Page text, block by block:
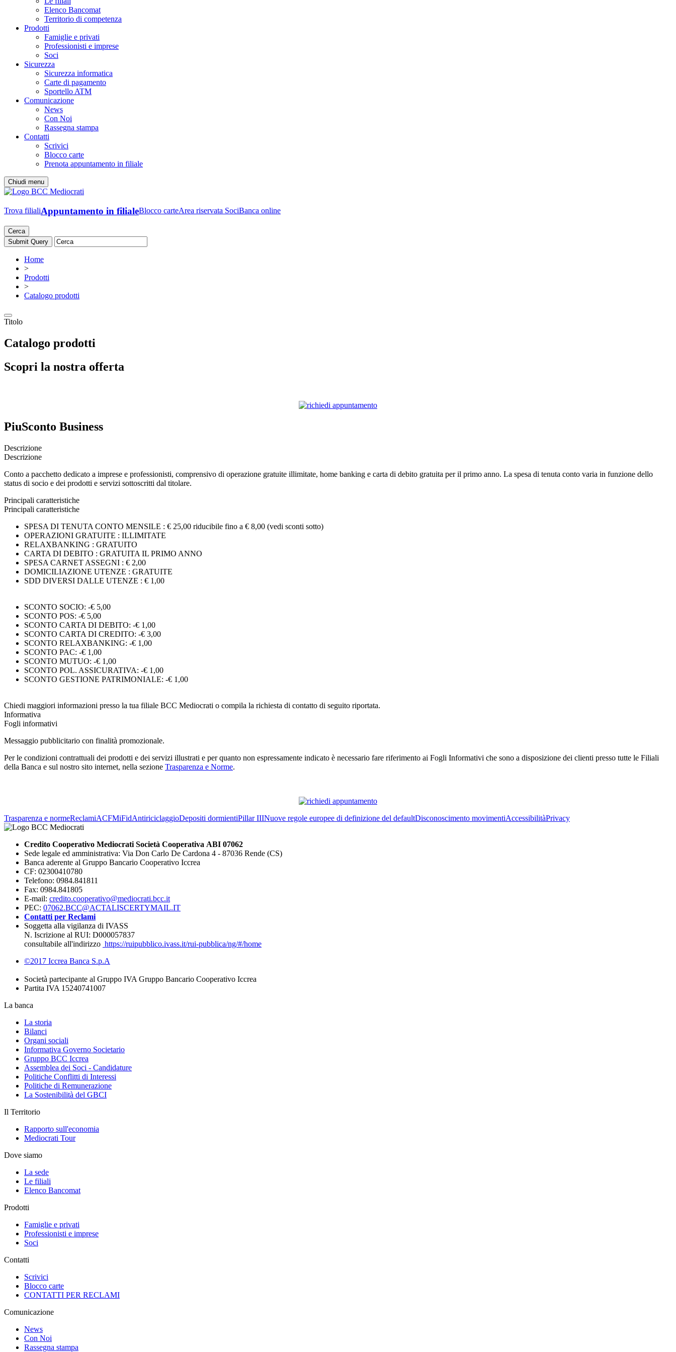
Elenco Bancomat
Territorio di competenza
Prodotti
Famiglie e privati
Professionisti e imprese
Soci
Sicurezza
Sicurezza informatica
Carte di pagamento
Sportello ATM
Comunicazione
News
Con Noi
Rassegna stampa
Contatti
Scrivici
Blocco carte
Prenota appuntamento in filiale
Chiudi menu
Trova filialiAppuntamento in filialeBlocco carteArea riservata SociBanca online
Cerca
Home
>
Prodotti
>
Catalogo prodotti
Titolo
Catalogo prodotti
Scopri la nostra offerta
PiuSconto Business
Descrizione
Descrizione
Conto a pacchetto dedicato a imprese e professionisti, comprensivo di operazione gratuite illimitate, home banking e carta di debito gratuita per il primo anno. La spesa di tenuta conto varia in funzione dello
status di socio e dei prodotti e servizi sottoscritti dal titolare.
Principali caratteristiche
Principali caratteristiche
SPESA DI TENUTA CONTO MENSILE : € 25,00 riducibile fino a € 8,00 (vedi sconti sotto)
OPERAZIONI GRATUITE : ILLIMITATE
RELAXBANKING : GRATUITO
CARTA DI DEBITO : GRATUITA IL PRIMO ANNO
SPESA CARNET ASSEGNI : € 2,00
DOMICILIAZIONE UTENZE : GRATUITE
SDD DIVERSI DALLE UTENZE : € 1,00
SCONTO SOCIO: -€ 5,00
SCONTO POS: -€ 5,00
SCONTO CARTA DI DEBITO: -€ 1,00
SCONTO CARTA DI CREDITO: -€ 3,00
SCONTO RELAXBANKING: -€ 1,00
SCONTO PAC: -€ 1,00
SCONTO MUTUO: -€ 1,00
SCONTO POL. ASSICURATIVA: -€ 1,00
SCONTO GESTIONE PATRIMONIALE: -€ 1,00
Chiedi maggiori informazioni presso la tua filiale BCC Mediocrati o compila la richiesta di contatto di seguito riportata.
Informativa
Fogli informativi
Messaggio pubblicitario con finalità promozionale.
Per le condizioni contrattuali dei prodotti e dei servizi illustrati e per quanto non espressamente indicato è necessario fare riferimento ai Fogli Informativi che sono a disposizione dei clienti presso tutte le Filiali
della Banca e sul nostro sito internet, nella sezione Trasparenza e Norme.
Trasparenza e normeReclamiACFMiFidAntiriciclaggioDepositi dormientiPillar IIINuove regole europee di definizione del defaultDisconoscimento movimentiAccessibilitàPrivacy
Credito Cooperativo Mediocrati Società Cooperativa ABI 07062
Sede legale ed amministrativa: Via Don Carlo De Cardona 4 - 87036 Rende (CS)
Banca aderente al Gruppo Bancario Cooperativo Iccrea
CF: 02300410780
Telefono: 0984.841811
Fax: 0984.841805
E-mail: credito.cooperativo@mediocrati.bcc.it
PEC: 07062.BCC@ACTALISCERTYMAIL.IT
Contatti per Reclami
Soggetta alla vigilanza di IVASS
N. Iscrizione al RUI: D000057837
consultabile all'indirizzo https://ruipubblico.ivass.it/rui-pubblica/ng/#/home
©2017 Iccrea Banca S.p.A
Società partecipante al Gruppo IVA Gruppo Bancario Cooperativo Iccrea
Partita IVA 15240741007
La banca
La storia
Bilanci
Organi sociali
Informativa Governo Societario
Gruppo BCC Iccrea
Assemblea dei Soci - Candidature
Politiche Conflitti di Interessi
Politiche di Remunerazione
La Sostenibilità del GBCI
Il Territorio
Rapporto sull'economia
Mediocrati Tour
Dove siamo
La sede
Le filiali
Elenco Bancomat
Prodotti
Famiglie e privati
Professionisti e imprese
Soci
Contatti
Scrivici
Blocco carte
CONTATTI PER RECLAMI
Comunicazione
News
Con Noi
Rassegna stampa